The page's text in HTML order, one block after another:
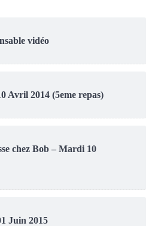
vidéo
Avril 2014 (5eme repas)
chez Bob – Mardi 10
Juin 2015